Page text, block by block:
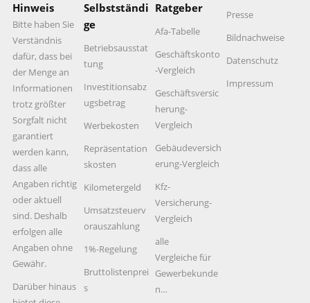
Hinweis
Bitte haben Sie
Verständnis
dafür, dass bei
der Menge an
Informationen
trotz größter
Sorgfalt nicht
garantiert
werden kann,
dass alle
Angaben richtig
oder aktuell
sind. Deshalb
erfolgen alle
Angaben ohne
Gewähr.
Darüber hinaus
Selbstständi
ge
Betriebsausstat
tung
Investitionsabz
ugsbetrag
Werbekosten
Repräsentation
skosten
Kilometergeld
Umsatzsteuerv
orauszahlung
1%-Regelung
Bruttolistenprei
s
Ratgeber
Afa-Tabelle
Geschäftskonto
-Vergleich
Geschäftsversic
herung-
Vergleich
Gebäudeversich
erung-Vergleich
Kfz-
Versicherung-
Vergleich
alle
Vergleiche für
Gewerbekunde
n…
Presse
Bildnachweise
Datenschutz
Impressum